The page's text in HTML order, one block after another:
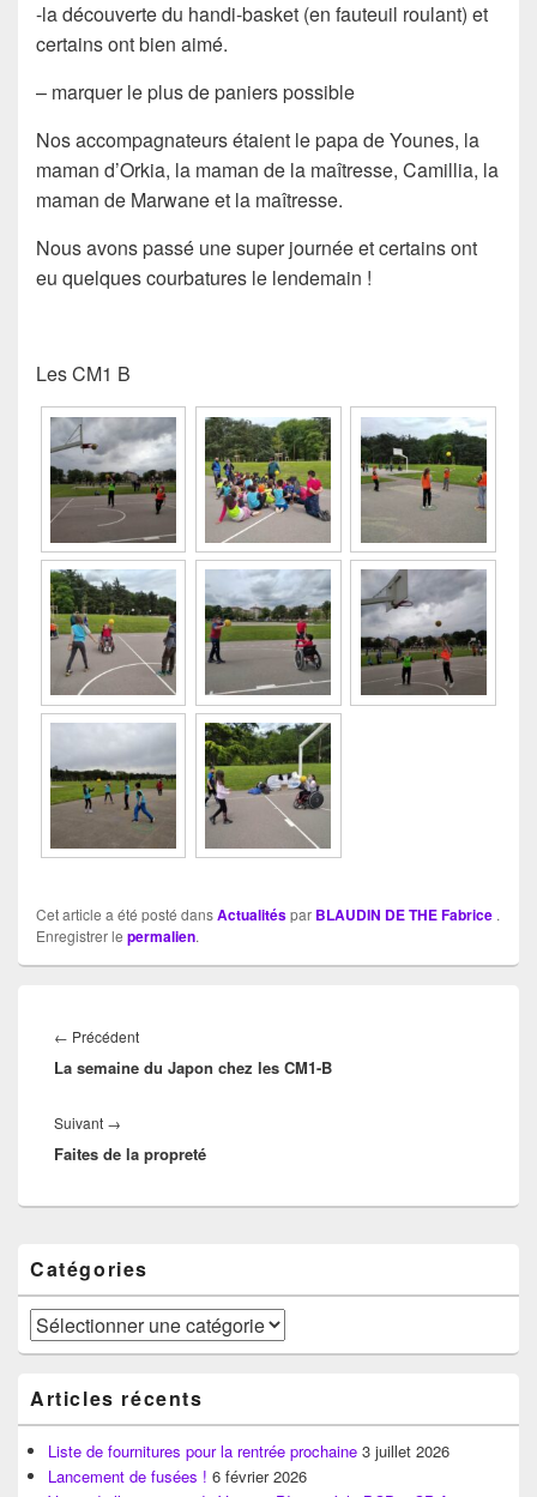
-la découverte du handi-basket (en fauteuil roulant) et
certains ont bien aimé.
– marquer le plus de paniers possible
Nos accompagnateurs étaient le papa de Younes, la
maman d’Orkia, la maman de la maîtresse, Camillia, la
maman de Marwane et la maîtresse.
Nous avons passé une super journée et certains ont
eu quelques courbatures le lendemain !
Les CM1 B
Cet article a été posté dansActualitéspar BLAUDIN DE THE Fabrice .
Enregistrer le permalien.
de
l’article
← PrécédentArticle
précédent :
La semaine du Japon chez les CM1-B
Suivant →
suivant :
Faites de la propreté
principale
de
widget
pour
la
latérale
Catégories
Catégories
Articles récents
Liste de fournitures pour la rentrée prochaine 3 juillet 2026
Lancement de fusées ! 6 février 2026